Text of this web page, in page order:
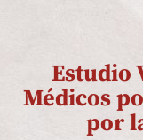
Estudio
Médicos
por